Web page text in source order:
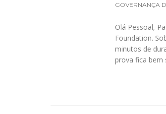
GOVERNANÇA
Olá Pessoal,
Foundation.
minutos de
prova fica bem